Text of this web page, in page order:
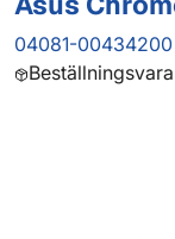
04081-00434200
Beställningsvara